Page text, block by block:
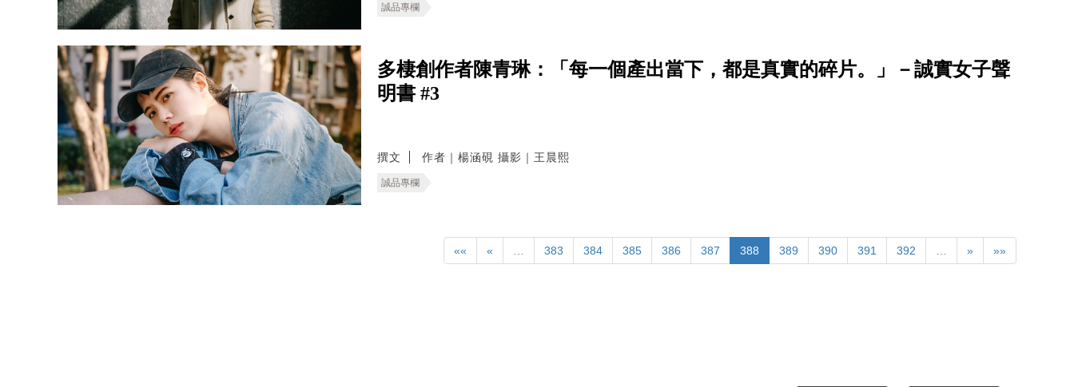
誠品專欄
多棲創作者陳青琳：「每一個產出當下，都是真實的碎片。」－誠實女子聲
明書 #3
撰文 作者｜楊涵硯 攝影｜王晨熙
誠品專欄
«« « … 383 384 385 386 387 388 389 390 391 392 … » »»